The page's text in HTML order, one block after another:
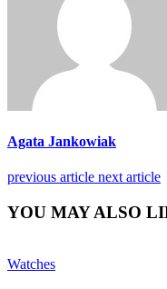
Agata Jankowiak
previous article next article
YOU MAY ALSO
Watches